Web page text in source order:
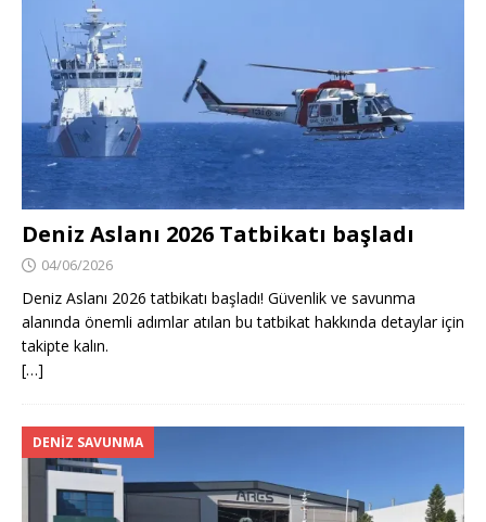
Deniz Aslanı 2026 Tatbikatı başladı
04/06/2026
Deniz Aslanı 2026 tatbikatı başladı! Güvenlik ve savunma
alanında önemli adımlar atılan bu tatbikat hakkında detaylar için
takipte kalın.
[…]
DENIZ SAVUNMA